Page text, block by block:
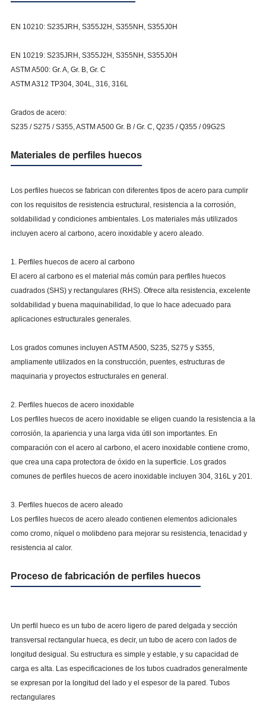
EN 10210: S235JRH, S355J2H, S355NH, S355J0H
EN 10219: S235JRH, S355J2H, S355NH, S355J0H
ASTM A500: Gr. A, Gr. B, Gr. C
ASTM A312 TP304, 304L, 316, 316L
Grados de acero:
S235 / S275 / S355, ASTM A500 Gr. B / Gr. C, Q235 / Q355 / 09G2S
Materiales de perfiles huecos
Los perfiles huecos se fabrican con diferentes tipos de acero para cumplir
con los requisitos de resistencia estructural, resistencia a la corrosión,
soldabilidad y condiciones ambientales. Los materiales más utilizados
incluyen acero al carbono, acero inoxidable y acero aleado.
1. Perfiles huecos de acero al carbono
El acero al carbono es el material más común para perfiles huecos
cuadrados (SHS) y rectangulares (RHS). Ofrece alta resistencia, excelente
soldabilidad y buena maquinabilidad, lo que lo hace adecuado para
aplicaciones estructurales generales.
Los grados comunes incluyen ASTM A500, S235, S275 y S355,
ampliamente utilizados en la construcción, puentes, estructuras de
maquinaria y proyectos estructurales en general.
2. Perfiles huecos de acero inoxidable
Los perfiles huecos de acero inoxidable se eligen cuando la resistencia a la
corrosión, la apariencia y una larga vida útil son importantes. En
comparación con el acero al carbono, el acero inoxidable contiene cromo,
que crea una capa protectora de óxido en la superficie. Los grados
comunes de perfiles huecos de acero inoxidable incluyen 304, 316L y 201.
3. Perfiles huecos de acero aleado
Los perfiles huecos de acero aleado contienen elementos adicionales
como cromo, níquel o molibdeno para mejorar su resistencia, tenacidad y
resistencia al calor.
Proceso de fabricación de perfiles huecos
Un perfil hueco es un tubo de acero ligero de pared delgada y sección
transversal rectangular hueca, es decir, un tubo de acero con lados de
longitud desigual. Su estructura es simple y estable, y su capacidad de
carga es alta. Las especificaciones de los tubos cuadrados generalmente
se expresan por la longitud del lado y el espesor de la pared. Tubos
rectangulares